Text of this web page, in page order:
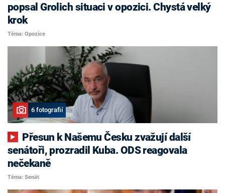
popsal Grolich situaci v opozici. Chystá velký
krok
Téma: Opozice
6 fotografií
senátoři, prozradil Kuba. ODS reagovala
nečekaně
Téma: Senát